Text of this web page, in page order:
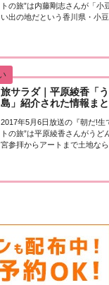
トの旅”は内藤剛志さんが「小
い出の地だという香川県・小
など地元の味に舌鼓！など、
旅サラダ｜平原綾香「
島」紹介された情報ま
2017年5月6日放送の『朝だ!生
トの旅”は平原綾香さんがうど
宮参拝からアートまで土地な
どん県香川・直島」へ平原綾